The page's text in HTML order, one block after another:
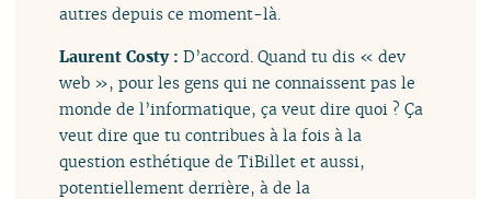
autres depuis ce moment-là.
Laurent Costy :D’accord. Quand tu dis « dev
web », pour les gens qui ne connaissent pas le
monde de l’informatique, ça veut dire quoi ? Ça
veut dire que tu contribues à la fois à la
question esthétique de TiBillet et aussi,
potentiellement derrière, à de la